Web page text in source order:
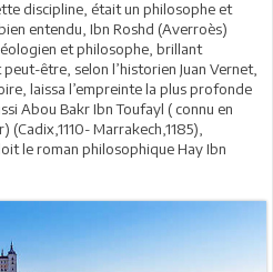
discipline, était un philosophe et
entendu, Ibn Roshd (Averroès)
et philosophe, brillant
être, selon l’historien Juan Vernet,
laissa l’empreinte la plus profonde
Abou Bakr Ibn Toufayl ( connu en
(Cadix,1110- Marrakech,1185),
le roman philosophique Hay Ibn